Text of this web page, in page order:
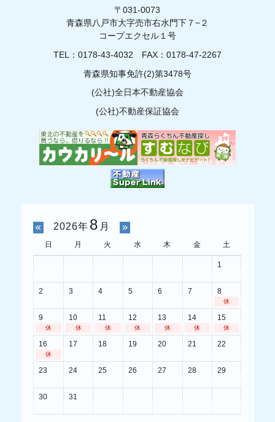
〒031-0073
青森県八戸市大字売市右水門下７−２
コープエクセル１号
TEL：0178-43-4032 FAX：0178-47-2267
青森県知事免許(2)第3478号
(公社)全日本不動産協会
(公社)不動産保証協会
2026年 8 月
日 月 火 水 木 金 土
1
2 3 4 5 6 7 8
休
9
休
10
休
11
休
12
休
13
休
14
休
15
休
16
休
17 18 19 20 21 22
23 24 25 26 27 28 29
30 31